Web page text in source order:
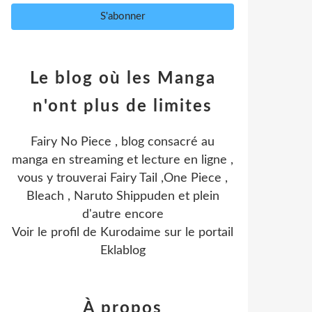
Le blog où les Manga
n'ont plus de limites
Fairy No Piece , blog consacré au
manga en streaming et lecture en ligne ,
vous y trouverai Fairy Tail ,One Piece ,
Bleach , Naruto Shippuden et plein
d'autre encore
Voir le profil de Kurodaime sur le portail
Eklablog
À propos